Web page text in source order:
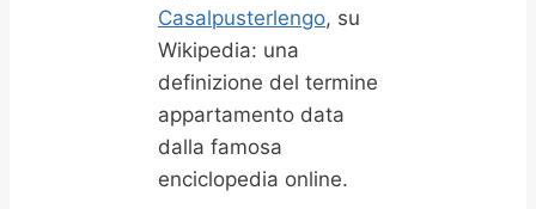
Casalpusterlengo, su
Wikipedia: una
definizione del termine
appartamento data
dalla famosa
enciclopedia online.